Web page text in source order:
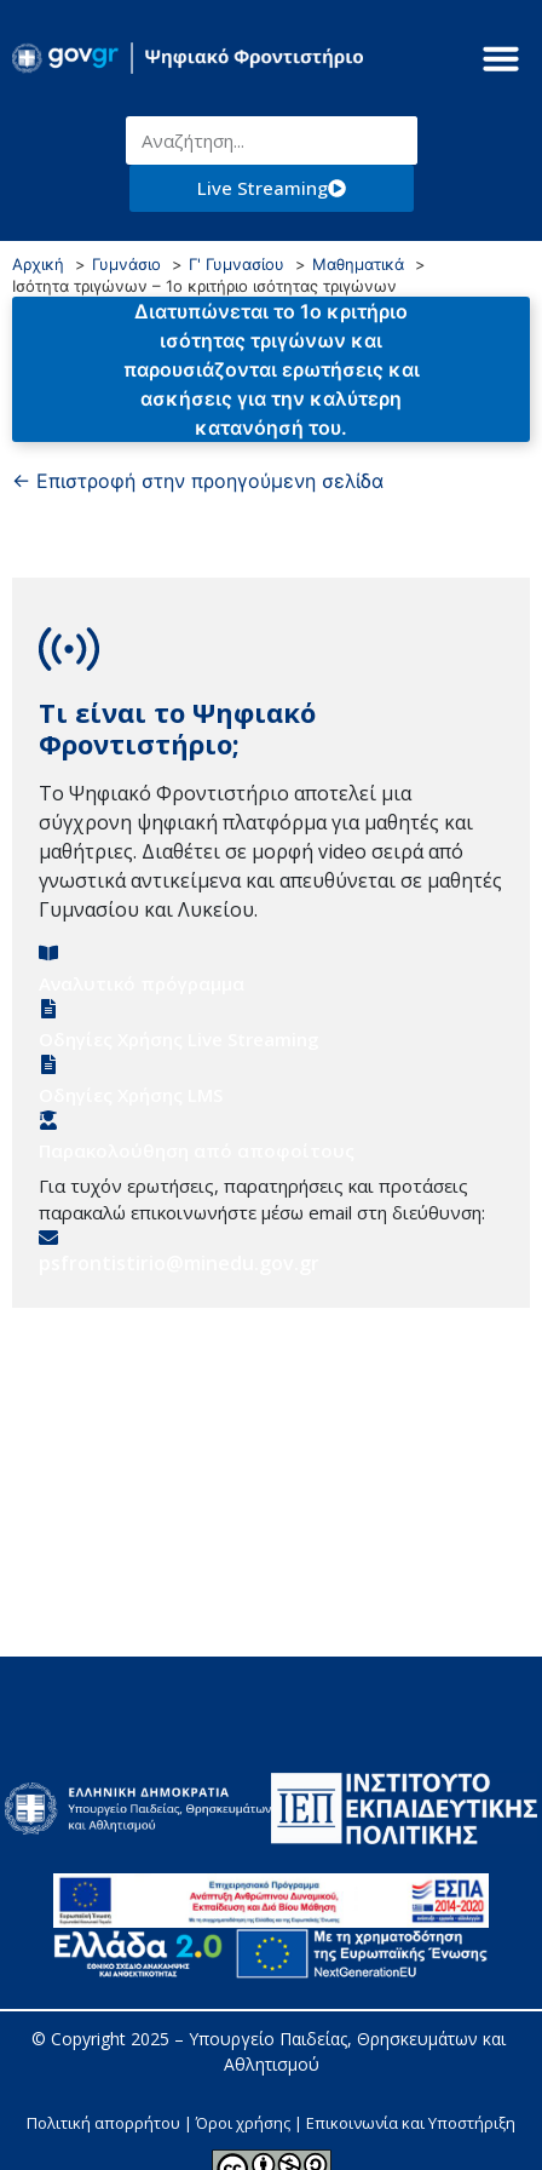
Live Streaming
Αρχική Γυμνάσιο Γ' Γυμνασίου
Μαθηματικά
Ισότητα τριγώνων – 1ο κριτήριο ισότητας τριγώνων
Διατυπώνεται το 1ο κριτήριο
ισότητας τριγώνων και
παρουσιάζονται ερωτήσεις και
ασκήσεις για την καλύτερη
κατανόησή του.
← Επιστροφή στην προηγούμενη σελίδα
Τι είναι το Ψηφιακό
Φροντιστήριο;
Το Ψηφιακό Φροντιστήριο αποτελεί μια
σύγχρονη ψηφιακή πλατφόρμα για μαθητές και
μαθήτριες. Διαθέτει σε μορφή video σειρά από
γνωστικά αντικείμενα και απευθύνεται σε μαθητές
Γυμνασίου και Λυκείου.
Για τυχόν ερωτήσεις, παρατηρήσεις και προτάσεις
παρακαλώ επικοινωνήστε μέσω email στη διεύθυνση:
© Copyright 2025 – Υπουργείο Παιδείας, Θρησκευμάτων και
Αθλητισμού
Πολιτική απορρήτου | Όροι χρήσης | Επικοινωνία και Υποστήριξη